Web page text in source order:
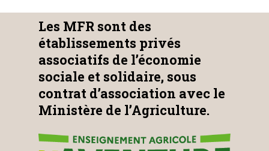
Les MFR sont des
établissements privés
associatifs de l’économie
sociale et solidaire, sous
contrat d’association avec le
Ministère de l’Agriculture.